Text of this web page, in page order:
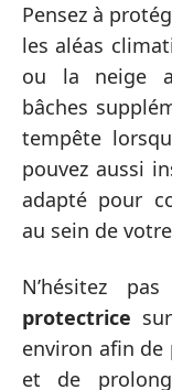
Pensez à
les aléas
ou la neige
bâches
tempête
pouvez aussi
adapté pour
au sein de
N’hésitez
protectrice
environ afin de
et de